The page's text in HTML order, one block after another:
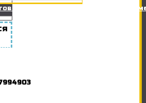
крепления унитаза к полу (+